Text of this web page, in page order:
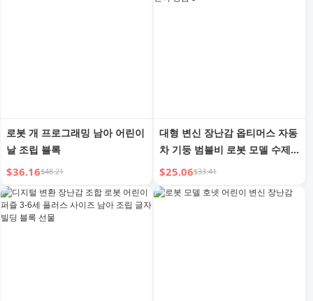
로봇 개 프로그래밍 남아 어린이
날 조립 블록
$36.16$48.21
대형 변신 장난감 옵티머스 자동
차 기둥 범블비 로봇 모델 수제
킹콩 7 남자 어린이 정품 5
$25.06$33.41